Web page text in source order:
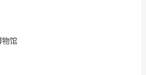
物馆